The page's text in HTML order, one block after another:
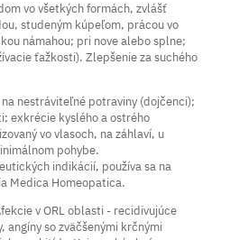
vo všetkých formách, zvlášť
studeným kúpeľom, prácou vo
námahou; pri nove alebo splne;
ťažkosti). Zlepšenie za suchého
na nestráviteľné potraviny (dojčenci);
exkrécie kyslého a ostrého
vo vlasoch, na záhlaví, u
pohybe.
indikácií, používa sa na
Medica Homeopatica.
v ORL oblasti - recidivujúce
angíny so zväčšenými krčnými